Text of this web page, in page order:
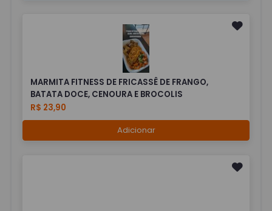
MARMITA FITNESS DE FRICASSÊ DE FRANGO,
BATATA DOCE, CENOURA E BROCOLIS
R$ 23,90
Adicionar